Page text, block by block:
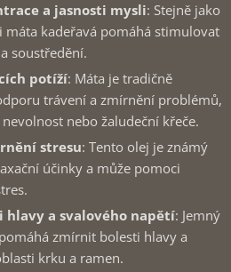
a jasnosti mysli: Stejně jako
máta kadeřavá pomáhá stimulovat
soustředění.
potíží: Máta je tradičně
trávení a zmírnění problémů,
nebo žaludeční křeče.
stresu: Tento olej je známý
účinky a může pomoci
hlavy a svalového napětí: Jemný
zmírnit bolesti hlavy a
krku a ramen.